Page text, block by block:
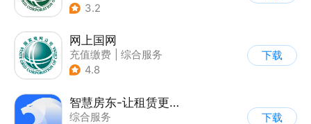
3.2
网上国网
充值缴费
综合服务
4.8
下载
智慧房东-让租赁更智能化
综合服务
下载